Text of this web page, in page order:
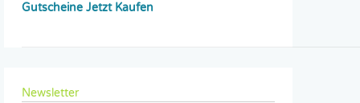
Gutscheine Jetzt Kaufen
Newsletter